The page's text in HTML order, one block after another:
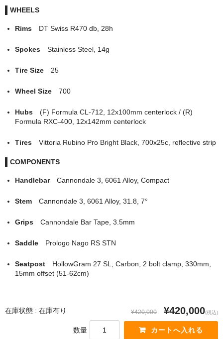
WHEELS
Rims DT Swiss R470 db, 28h
Spokes Stainless Steel, 14g
Tire Size 25
Wheel Size 700
Hubs (F) Formula CL-712, 12x100mm centerlock / (R)
Formula RXC-400, 12x142mm centerlock
Tires Vittoria Rubino Pro Bright Black, 700x25c, reflective strip
COMPONENTS
Handlebar Cannondale 3, 6061 Alloy, Compact
Stem Cannondale 3, 6061 Alloy, 31.8, 7°
Grips Cannondale Bar Tape, 3.5mm
Saddle Prologo Nago RS STN
Seatpost HollowGram 27 SL, Carbon, 2 bolt clamp, 330mm,
15mm offset (51-62cm)
在庫状態 : 在庫有り ¥420,000 ¥420,000(税込)
数量